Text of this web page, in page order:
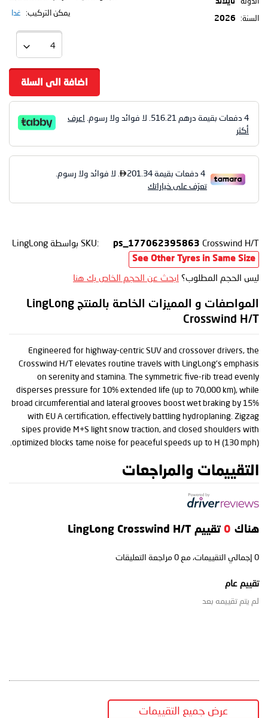
السنة: 2026
يمكن التركيب: غدا
اضافة الى السلة
4 دفعات بقيمة درهم 516.21 . لا فوائد ولا رسوم. اعرف
أكثر
SKU: ps_177062395863 Crosswind H/T بواسطة LingLong
See Other Tyres in Same Size
ليس الحجم المطلوب؟ ابحث عن الحجم الخاص بك هنا
المواصفات و المميزات الخاصة بالمنتج LingLong
Crosswind H/T
Engineered for highway-centric SUV and crossover drivers, the
Crosswind H/T elevates routine travels with LingLong's emphasis
on serenity and stamina. The symmetric five-rib tread evenly
disperses pressure for 10% extended life (up to 70,000 km), while
broad circumferential and lateral grooves boost wet braking by 15%
with EU A certification, effectively battling hydroplaning. Zigzag
sipes provide M+S light snow traction, and closed shoulders with
optimized blocks tame noise for peaceful speeds up to H (130 mph).
التقييمات والمراجعات
هناك 0 تقييم LingLong Crosswind H/T
0 إجمالي التقييمات، مع 0 مراجعة التعليقات
تقييم عام
لم يتم تقييمه بعد
عرض جميع التقييمات